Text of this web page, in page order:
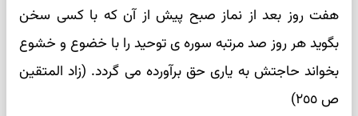
هفت روز بعد از نماز صبح پیش از آن که با کسی سخن
بگوید هر روز صد مرتبه سوره ی توحید را با خضوع و خشوع
بخواند حاجتش به یاری حق برآورده می گردد. (زاد المتقین
ص ٢٥٥)